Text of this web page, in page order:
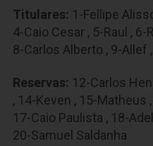
Titulares: 1-Fellipe
4-Caio Cesar , 5-Raul , 6-
8-Carlos Alberto , 9-Allef ,
Reservas: 12-Carlos
, 14-Keven , 15-Matheus ,
17-Caio Paulista , 18-
20-Samuel Saldanha